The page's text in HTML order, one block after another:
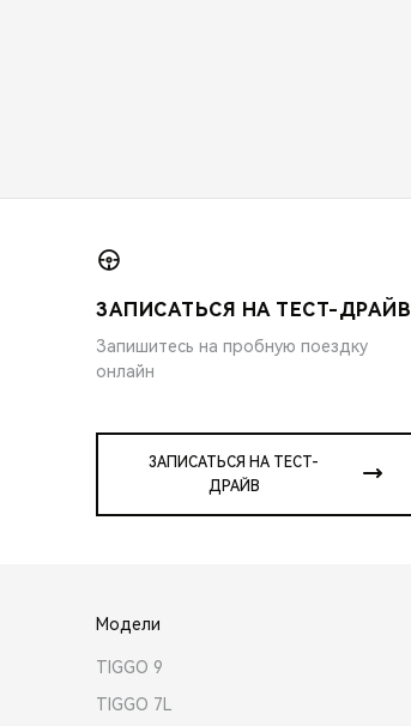
ЗАПИСАТЬСЯ НА ТЕСТ-ДРАЙВ
Запишитесь на пробную поездку
онлайн
ЗАПИСАТЬСЯ НА ТЕСТ-
ДРАЙВ
Модели
TIGGO 9
TIGGO 7L